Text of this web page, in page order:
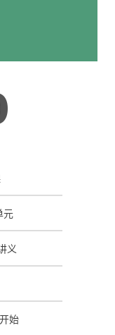
元
义
始